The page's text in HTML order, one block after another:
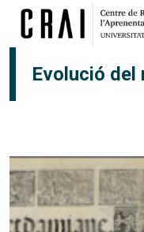
Evolució del